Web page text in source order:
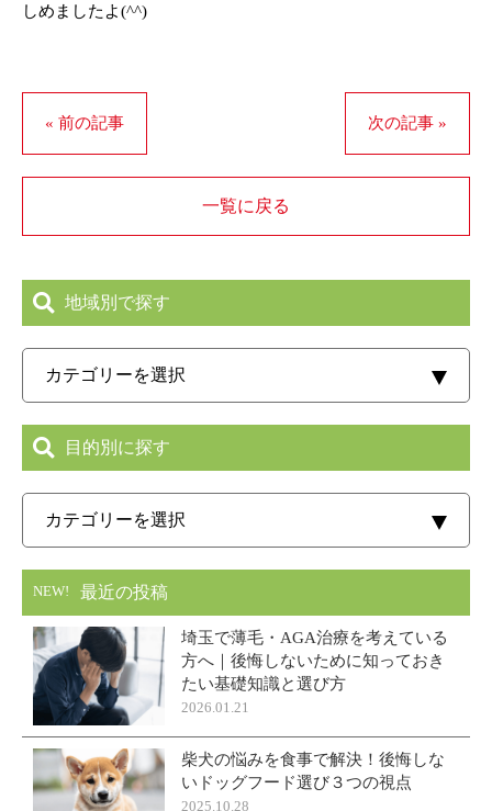
しめましたよ(^^)
« 前の記事 次の記事 »
一覧に戻る
地域別で探す
目的別に探す
NEW! 最近の投稿
埼玉で薄毛・AGA治療を考えている
方へ｜後悔しないために知っておき
たい基礎知識と選び方
2026.01.21
柴犬の悩みを食事で解決！後悔しな
いドッグフード選び３つの視点
2025.10.28